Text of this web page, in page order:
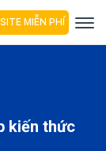
MIỄN PHÍ
kiến thức